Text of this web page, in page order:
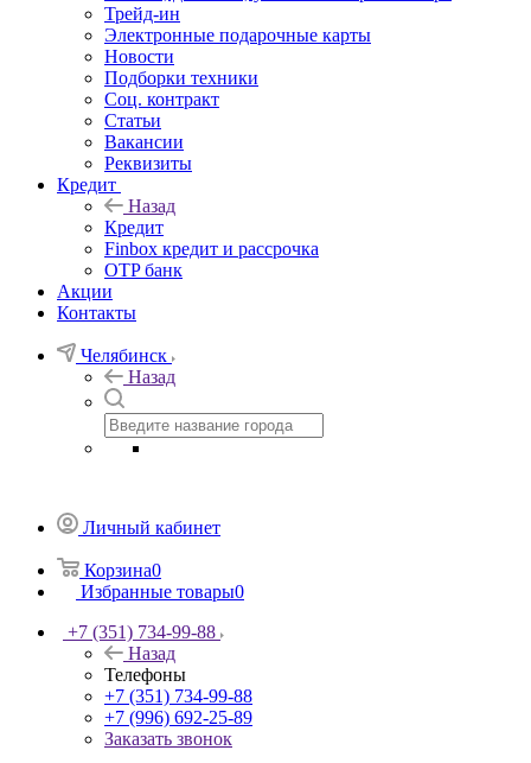
Трейд-ин
Электронные подарочные карты
Новости
Подборки техники
Соц. контракт
Статьи
Вакансии
Реквизиты
Кредит
Назад
Кредит
Finbox кредит и рассрочка
OTP банк
Акции
Контакты
Челябинск
Назад
Личный кабинет
Корзина0
Избранные товары0
+7 (351) 734-99-88
Назад
Телефоны
+7 (351) 734-99-88
+7 (996) 692-25-89
Заказать звонок